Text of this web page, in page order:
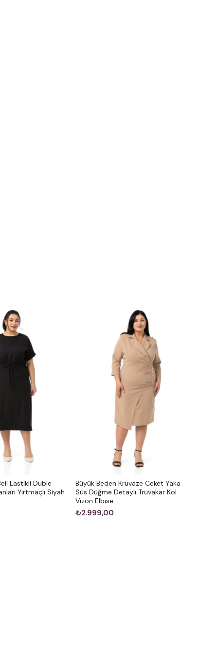
Lastikli Duble
Yırtmaçlı Siyah
Büyük Beden Kruvaze Ceket Yaka
Süs Düğme Detaylı Truvakar Kol
Vizon Elbise
₺2.999,00